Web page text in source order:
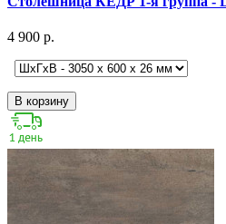
4 900 р.
В корзину